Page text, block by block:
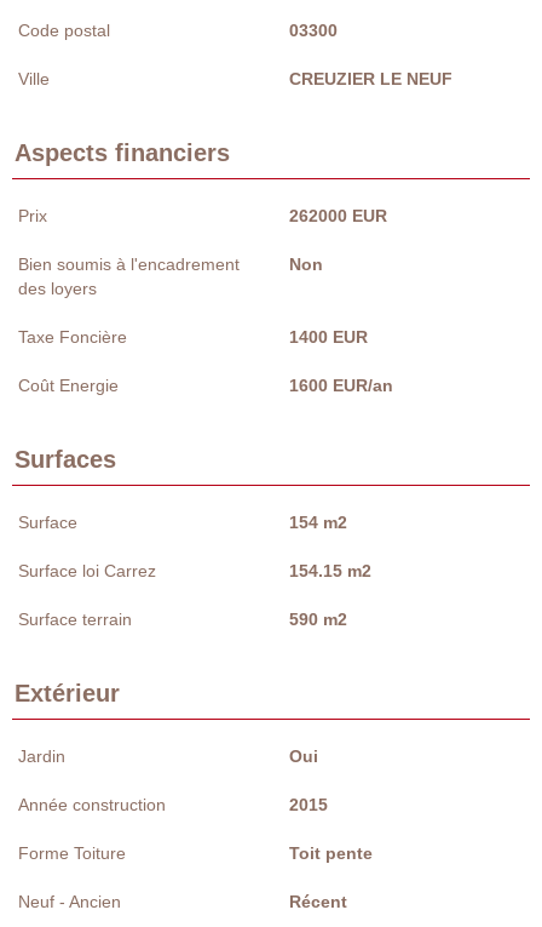
Code postal 03300
Ville CREUZIER LE NEUF
Aspects financiers
Prix 262000 EUR
Bien soumis à l'encadrement
des loyers
Non
Taxe Foncière 1400 EUR
Coût Energie 1600 EUR/an
Surfaces
Surface 154 m2
Surface loi Carrez 154.15 m2
Surface terrain 590 m2
Extérieur
Jardin Oui
Année construction 2015
Forme Toiture Toit pente
Neuf - Ancien Récent